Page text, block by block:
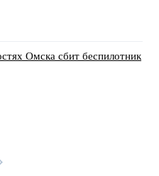
Омска сбит беспилотник